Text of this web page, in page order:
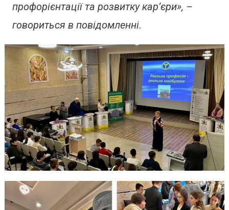
профорієнтації та розвитку кар’єри», –
говориться в повідомленні.